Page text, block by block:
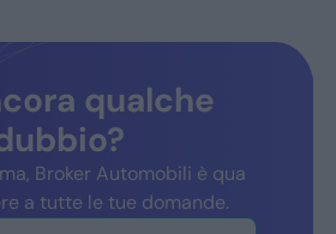
qualche
Broker Automobili è qua
a tutte le tue domande.